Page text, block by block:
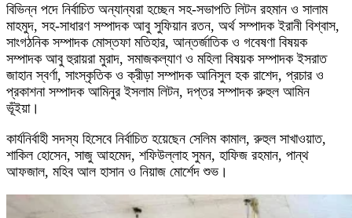
বিভিন্ন পদে নির্বাচিত অন্যান্যরা হচ্ছেন সহ-সভাপতি লিটন রহমান ও সালাম
মাহমুদ, সহ-সাধারণ সম্পাদক আবু সুফিয়ান রতন, অর্থ সম্পাদক ইরানী বিশ্বাস,
সাংগঠনিক সম্পাদক মোস্তফা মতিহার, আন্তর্জাতিক ও গবেষণা বিষয়ক
সম্পাদক আবু হুরায়রা মুরাদ, সমাজকল্যাণ ও মহিলা বিষয়ক সম্পাদক ইসরাত
জাহান স্বর্ণা, সাংস্কৃতিক ও ক্রীড়া সম্পাদক আনিসুল হক রাশেদ, প্রচার ও
প্রকাশনা সম্পাদক আমিনুর ইসলাম লিটন, দপ্তর সম্পাদক রুহুল আমিন
ভূঁইয়া।
কার্যনির্বাহী সদস্য হিসেবে নির্বাচিত হয়েছেন সেলিম কামাল, রুহুল সাখাওয়াত,
শাকিল হোসেন, সাজু আহমেদ, শফিউল্লাহ সুমন, হাফিজ রহমান, পান্থ
আফজাল, মহিব আল হাসান ও নিয়াজ মোর্শেদ শুভ।